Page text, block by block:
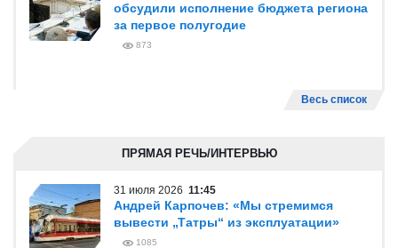
обсудили исполнение бюджета региона
за первое полугодие
873
Весь список
ПРЯМАЯ РЕЧЬ/ИНТЕРВЬЮ
31 июля 2026 11:45
Андрей Карпочев: «Мы стремимся
вывести „Татры“ из эксплуатации»
1085